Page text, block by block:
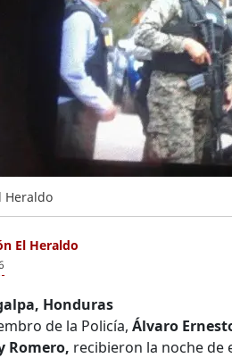
Heraldo
El Heraldo
Honduras
de la Policía, Álvaro
Romero, recibieron la noche de